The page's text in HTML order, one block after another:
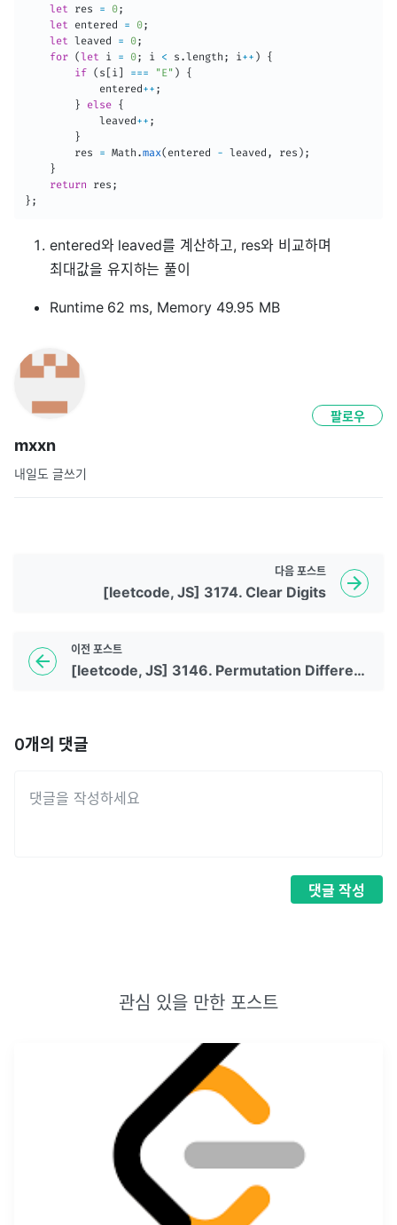
let res = 0;
let entered = 0;
let leaved = 0;
for (let i = 0; i < s .length ; i++ )
{
if ( s i === "E" )
{
            entered
++ ;
}
else {
            leaved
++ ;
}
        res
= Math .max( entered - leaved , res ) ;
}
return res ;
} ;
entered와 leaved를 계산하고, res와 비교하며
최대값을 유지하는 풀이
Runtime 62 ms, Memory 49.95 MB
mxxn
내일도 글쓰기
팔로우
이전 포스트
[leetcode, JS] 3146. Permutation Difference between Two Strings
다음 포스트
[leetcode, JS] 3174. Clear Digits
0개의 댓글
댓글 작성
관심 있을 만한 포스트